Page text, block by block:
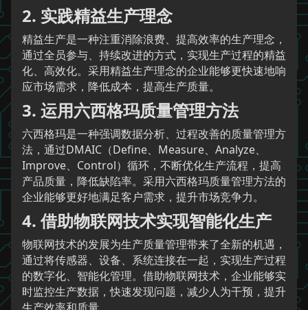
2. 实践精益生产理念
精益生产是一种注重消除浪费、提高效率的生产理念，
通过全员参与、持续改进的方式，实现生产过程的精益
化、高效化。采用精益生产理念的企业能够更快速地响
应市场需求，降低成本，提高生产质量。
3. 运用六西格玛质量管理方法
六西格玛是一种强调数据分析、过程改善的质量管理方
法，通过DMAIC（Define、Measure、Analyze、
Improve、Control）循环，不断优化生产流程，提高
产品质量，降低缺陷率。采用六西格玛质量管理方法的
企业能够更好地满足客户需求，提升市场竞争力。
4. 借助物联网技术实现智能化生产
物联网技术的发展为生产质量管理带来了全新的机遇，
通过将传感器、设备、系统连接在一起，实现生产过程
的数字化、智能化管理。借助物联网技术，企业能够实
时监控生产数据，快速发现问题，减少人为干预，提升